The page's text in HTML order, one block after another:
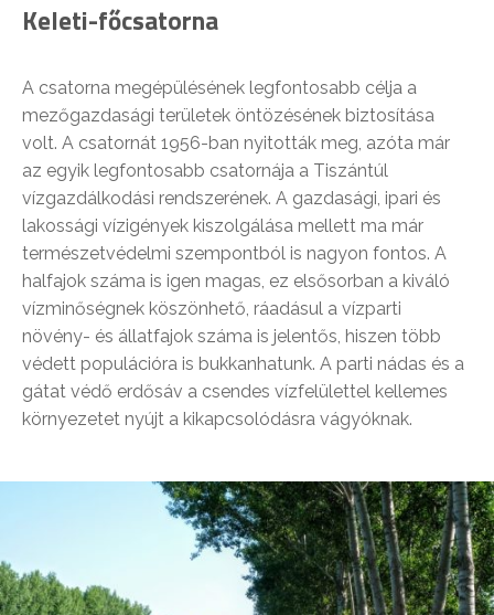
Keleti-főcsatorna
A csatorna megépülésének legfontosabb célja a
mezőgazdasági területek öntözésének biztosítása
volt. A csatornát 1956-ban nyitották meg, azóta már
az egyik legfontosabb csatornája a Tiszántúl
vízgazdálkodási rendszerének. A gazdasági, ipari és
lakossági vízigények kiszolgálása mellett ma már
természetvédelmi szempontból is nagyon fontos. A
halfajok száma is igen magas, ez elsősorban a kiváló
vízminőségnek köszönhető, ráadásul a vízparti
növény- és állatfajok száma is jelentős, hiszen több
védett populációra is bukkanhatunk. A parti nádas és a
gátat védő erdősáv a csendes vízfelülettel kellemes
környezetet nyújt a kikapcsolódásra vágyóknak.